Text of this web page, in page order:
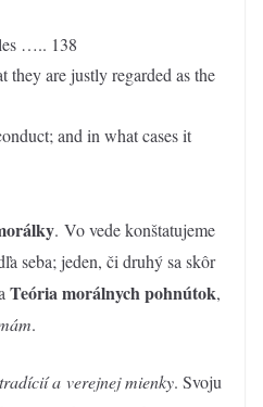
….. 138
are justly regarded as the
and in what cases it
. Vo vede konštatujeme
seba; jeden, či druhý sa skôr
Teória morálnych pohnútok,
.
tradícií a verejnej mienky. Svoju